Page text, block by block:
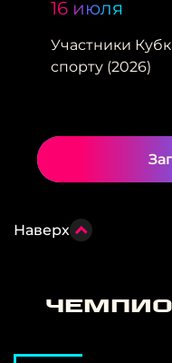
16 июля
Участники
спорту (2026)
Наверх